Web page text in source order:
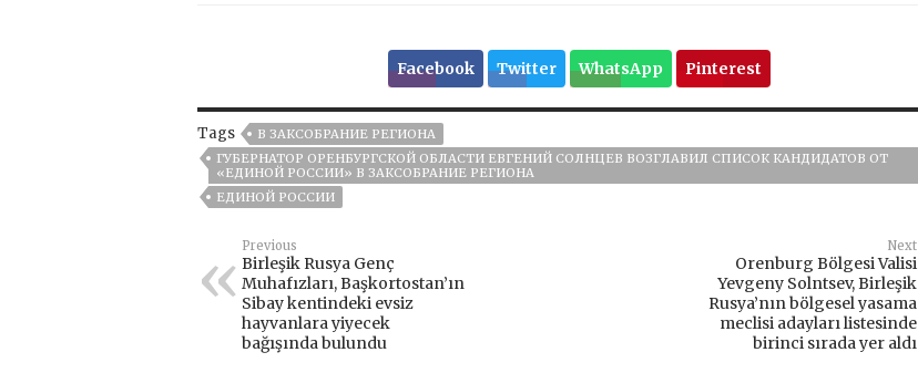
Facebook Twitter WhatsApp Pinterest
Tags
В ЗАКСОБРАНИЕ РЕГИОНА
ГУБЕРНАТОР ОРЕНБУРГСКОЙ ОБЛАСТИ ЕВГЕНИЙ СОЛНЦЕВ ВОЗГЛАВИЛ СПИСОК КАНДИДАТОВ ОТ
«ЕДИНОЙ РОССИИ» В ЗАКСОБРАНИЕ РЕГИОНА
ЕДИНОЙ РОССИИ
Previous
Birleşik Rusya Genç
Muhafızları, Başkortostan’ın
Sibay kentindeki evsiz
hayvanlara yiyecek
bağışında bulundu
Next
Orenburg Bölgesi Valisi
Yevgeny Solntsev, Birleşik
Rusya’nın bölgesel yasama
meclisi adayları listesinde
birinci sırada yer aldı